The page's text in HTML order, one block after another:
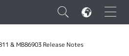
×
& MB86903 Release Notes